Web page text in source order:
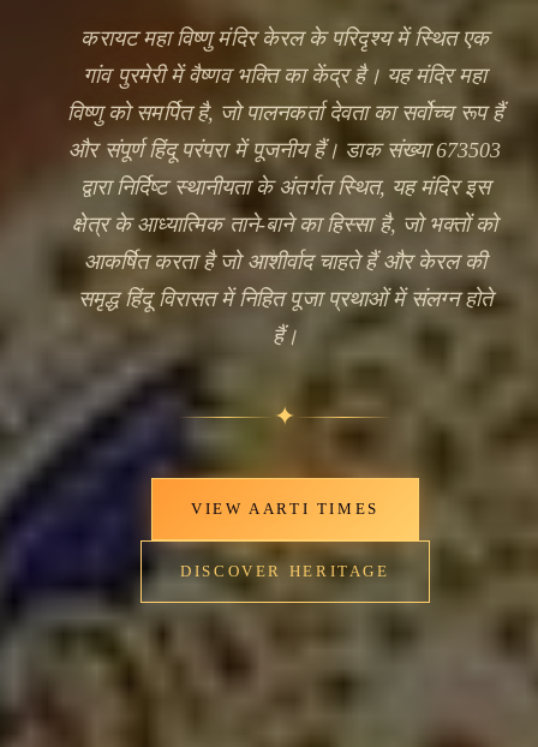
🔍
करायट महा विष्णु मंदिर केरल के परिदृश्य में स्थित एक
गांव पुरमेरी में वैष्णव भक्ति का केंद्र है। यह मंदिर महा
विष्णु को समर्पित है, जो पालनकर्ता देवता का सर्वोच्च रूप हैं
और संपूर्ण हिंदू परंपरा में पूजनीय हैं। डाक संख्या 673503
द्वारा निर्दिष्ट स्थानीयता के अंतर्गत स्थित, यह मंदिर इस
क्षेत्र के आध्यात्मिक ताने-बाने का हिस्सा है, जो भक्तों को
आकर्षित करता है जो आशीर्वाद चाहते हैं और केरल की
समृद्ध हिंदू विरासत में निहित पूजा प्रथाओं में संलग्न होते
हैं।
✦
VIEW AARTI TIMES
DISCOVER HERITAGE